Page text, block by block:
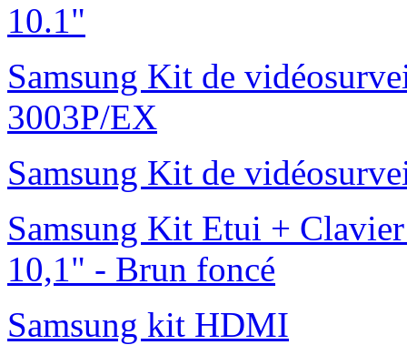
10.1"
Samsung Kit de
3003P/EX
Samsung Kit de
Samsung Kit Etui +
10,1" - Brun foncé
Samsung kit HDMI